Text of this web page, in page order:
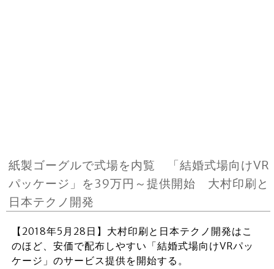
紙製ゴーグルで式場を内覧 「結婚式場向けVR
パッケージ」を39万円～提供開始 大村印刷と
日本テクノ開発
【2018年5月28日】大村印刷と日本テクノ開発はこ
のほど、安価で配布しやすい「結婚式場向けVRパッ
ケージ」のサービス提供を開始する。